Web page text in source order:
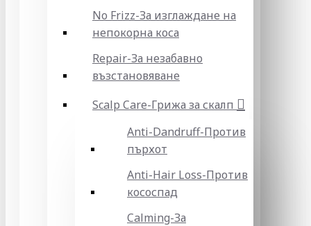
No Frizz-За изглаждане на
непокорна коса
Repair-За незабавно
възстановяване
Scalp Care-Грижа за скалп
Anti-Dandruff-Против
пърхот
Anti-Hair Loss-Против
кососпад
Calming-За